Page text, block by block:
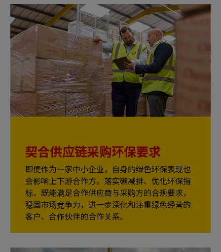
契合供应链采购环保要求
即便作为一家中小企业，自身的绿色环保表现也
会影响上下游合作方。落实碳减排、优化环保指
标，既能满足合作供应商与采购方的合规要求，
稳固市场竞争力，进一步深化和注重绿色经营的
客户、合作伙伴的合作关系。